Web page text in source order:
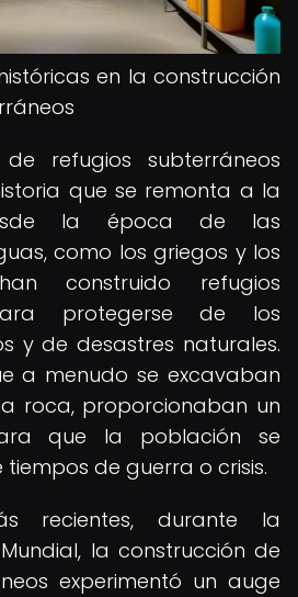
en la construcción
refugios subterráneos
que se remonta a la
la época de las
como los griegos y los
construido refugios
protegerse de los
y de desastres naturales.
a menudo se excavaban
roca, proporcionaban un
que la población se
de guerra o crisis.
recientes, durante la
la construcción de
experimentó un auge